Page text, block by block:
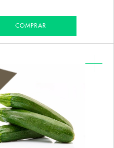
COMPRAR